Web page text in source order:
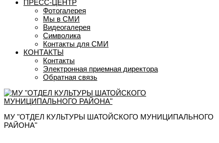
ПРЕСС-ЦЕНТР
Фотогалерея
Мы в СМИ
Видеогалерея
Символика
Контакты для СМИ
КОНТАКТЫ
Контакты
Электронная приемная директора
Обратная связь
МУ "ОТДЕЛ КУЛЬТУРЫ ШАТОЙСКОГО МУНИЦИПАЛЬНОГО
РАЙОНА"